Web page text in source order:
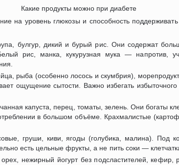
на уровень глюкозы и способность
булгур, дикий и бурый рис. Они содержат
рис, манка, кукурузная мука — напротив,
рыба (особенно лосось и скумбрия),
ощущение сытости. Важно избегать
капуста, перец, томаты, зелень. Они богаты
в большом объёме. Крахмалистые
груши, киви, ягоды (голубика, малина). Под
есть цельные фрукты, а не пить соки —
нежирный йогурт без подсластителей, кефир,